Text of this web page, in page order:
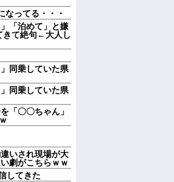
なってる・・・
「泊めて」と嫌
きて絶句←大人し
同乗していた県
同乗していた県
「〇〇ちゃん」
いされ現場が大
劇がこちらｗｗ
してきた